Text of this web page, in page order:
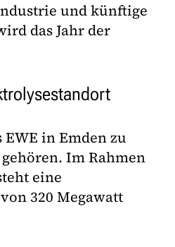
und künftige
das Jahr der
in Emden zu
Im Rahmen
eine
320 Megawatt